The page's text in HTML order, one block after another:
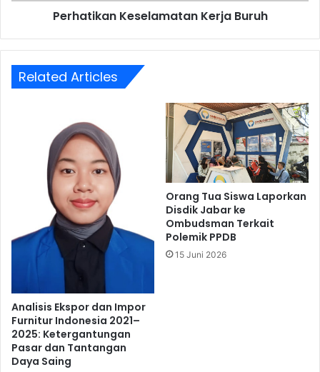
Perhatikan Keselamatan Kerja Buruh
Related Articles
Analisis Ekspor dan Impor
Furnitur Indonesia 2021–
2025: Ketergantungan
Pasar dan Tantangan
Daya Saing
Orang Tua Siswa Laporkan
Disdik Jabar ke
Ombudsman Terkait
Polemik PPDB
15 Juni 2026